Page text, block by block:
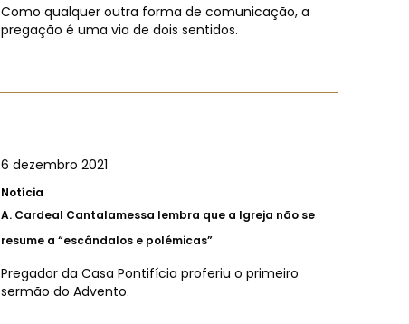
Como qualquer outra forma de comunicação, a
pregação é uma via de dois sentidos.
6 dezembro 2021
Notícia
A. Cardeal Cantalamessa lembra que a Igreja não se
resume a “escândalos e polémicas”
Pregador da Casa Pontifícia proferiu o primeiro
sermão do Advento.